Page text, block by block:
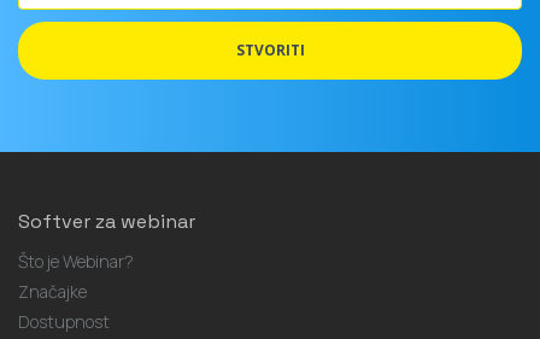
adresa
STVORITI
Softver za webinar
Što je Webinar?
Značajke
Dostupnost